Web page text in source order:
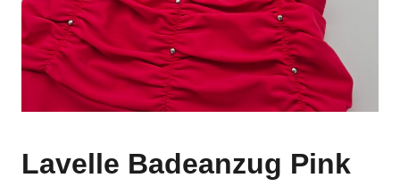
Lavelle Badeanzug Pink